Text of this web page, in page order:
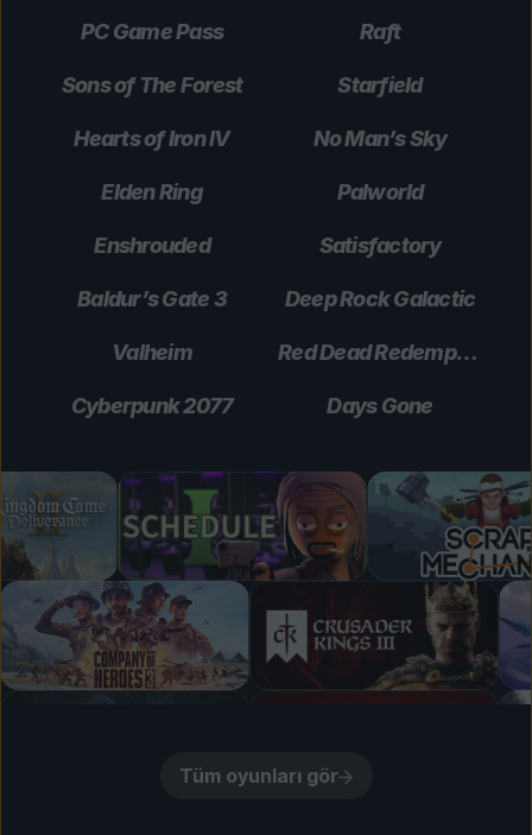
PC Game Pass Raft
Sons of The Forest Starfield
Hearts of Iron IV No Man’s Sky
Elden Ring Palworld
Enshrouded Satisfactory
Baldur’s Gate 3 Deep Rock Galactic
Valheim Red Dead Redemption 2
Cyberpunk 2077 Days Gone
Tüm oyunları gör